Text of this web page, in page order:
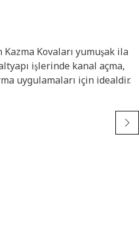
Kovaları yumuşak ila
işlerinde kanal açma,
uygulamaları için idealdir.